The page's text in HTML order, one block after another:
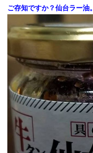
ご存知ですか？仙台ラー油。